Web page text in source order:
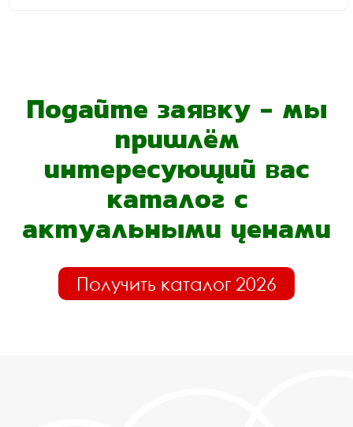
Подайте заявку - мы
пришлём
интересующий вас
каталог с
актуальными ценами
Получить каталог 2026